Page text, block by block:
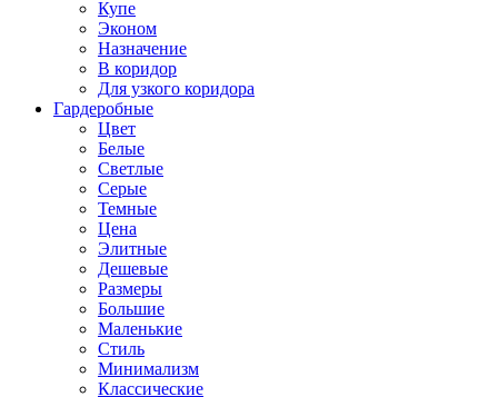
Купе
Эконом
Назначение
В коридор
Для узкого коридора
Гардеробные
Цвет
Белые
Светлые
Серые
Темные
Цена
Элитные
Дешевые
Размеры
Большие
Маленькие
Стиль
Минимализм
Классические